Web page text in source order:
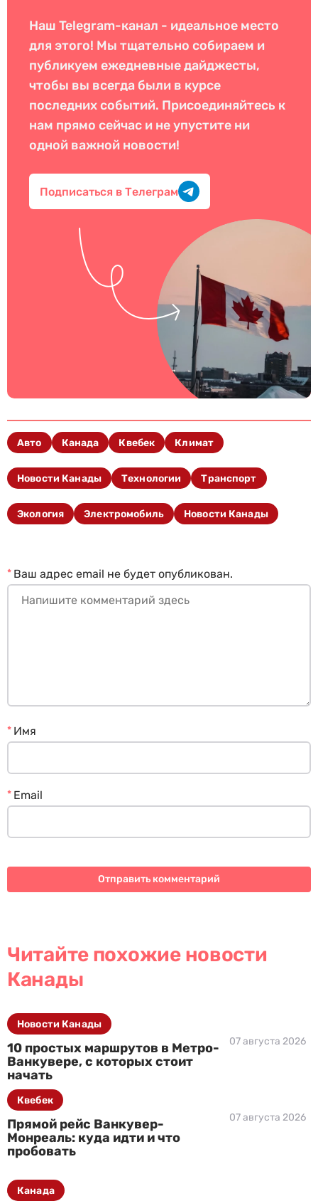
Наш Telegram-канал - идеальное место
для этого! Мы тщательно собираем и
публикуем ежедневные дайджесты,
чтобы вы всегда были в курсе
последних событий. Присоединяйтесь к
нам прямо сейчас и не упустите ни
одной важной новости!
Подписаться в Телеграм
Авто Канада Квебек Климат
Новости Канады Технологии Транспорт
Экология Электромобиль Новости Канады
Ваш адрес email не будет опубликован.
*
Имя
*
Email
*
Читайте похожие новости
Канады
10 простых маршрутов в Метро-
Ванкувере, с которых стоит
начать
07 августа 2026
Новости Канады
Прямой рейс Ванкувер-
Монреаль: куда идти и что
пробовать
07 августа 2026
Квебек
Канада